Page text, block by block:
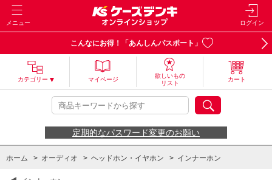
メニュー ログイン
こんなにお得！「あんしんパスポート」
カテゴリー マイページ
欲しいもの
リスト
カート
定期的なパスワード変更のお願い
ホーム > オーディオ > ヘッドホン・イヤホン > インナーホン